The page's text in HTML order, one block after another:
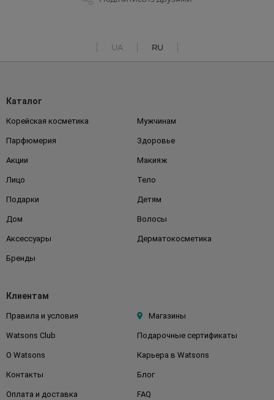
UA RU
Каталог
Корейская косметика Мужчинам
Парфюмерия Здоровье
Акции Макияж
Лицо Тело
Подарки Детям
Дом Волосы
Аксессуары Дерматокосметика
Бренды
Клиентам
Правила и условия Магазины
Watsons Club Подарочные сертификаты
О Watsons Карьера в Watsons
Контакты Блог
Оплата и доставка FAQ